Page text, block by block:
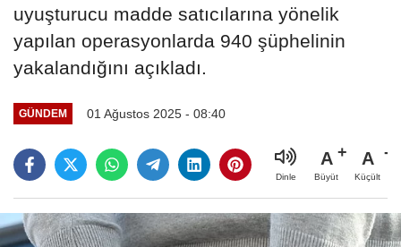
uyuşturucu madde satıcılarına yönelik
yapılan operasyonlarda 940 şüphelinin
yakalandığını açıkladı.
GÜNDEM 01 Ağustos 2025 - 08:40
Dinle
A
Büyüt
A
Küçült